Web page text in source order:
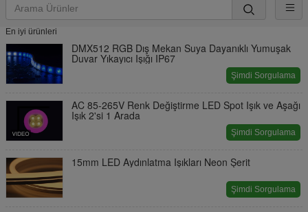
En iyi ürünleri
DMX512 RGB Dış Mekan Suya Dayanıklı Yumuşak
Duvar Yıkayıcı Işığı IP67
Şimdi Sorgulama
AC 85-265V Renk Değiştirme LED Spot Işık ve Aşağı
Işık 2'si 1 Arada
Şimdi Sorgulama
15mm LED Aydınlatma Işıkları Neon Şerit
Şimdi Sorgulama